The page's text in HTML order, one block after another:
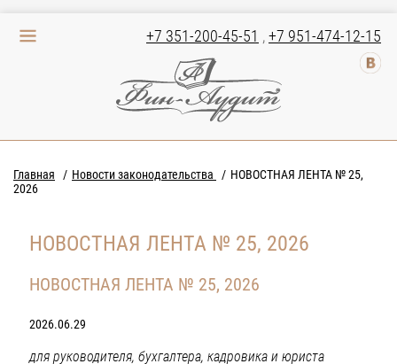
+7 351-200-45-51 ,+7 951-474-12-15
Главная Новости законодательства
НОВОСТНАЯ ЛЕНТА № 25,
2026
НОВОСТНАЯ ЛЕНТА № 25, 2026
НОВОСТНАЯ ЛЕНТА № 25, 2026
2026.06.29
для руководителя, бухгалтера, кадровика и юриста